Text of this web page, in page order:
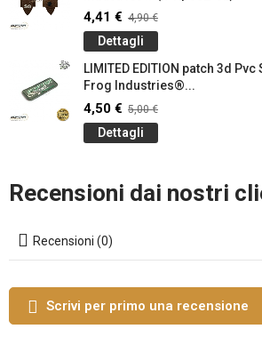
4,41 € 4,90 €
Dettagli
LIMITED EDITION patch 3d
Frog Industries®...
4,50 € 5,00 €
Dettagli
Recensioni dai nostri
Recensioni (0)
Scrivi per primo una recensione